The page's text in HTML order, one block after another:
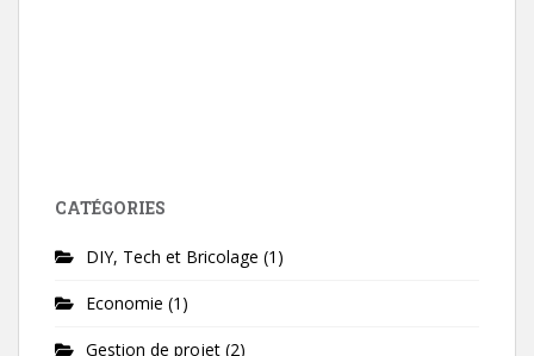
CATÉGORIES
DIY, Tech et Bricolage (1)
Economie (1)
Gestion de projet (2)